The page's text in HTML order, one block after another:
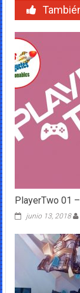
PlayerTwo 01
junio 13, 2018